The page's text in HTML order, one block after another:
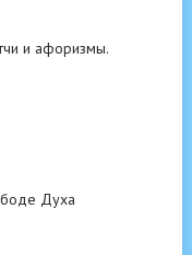
и афоризмы.
Духа